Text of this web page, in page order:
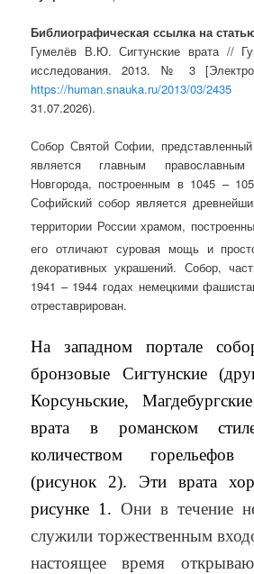
Библиографическая ссылка на
Гумелёв В.Ю. Сигтунские врата //
исследования. 2013. № 3
https://human.snauka.ru/2013/03/2435
31.07.2026).
Собор Святой Софии,
является главным
Новгорода, построенным в 1045 –
Софийский собор является
территории России храмом,
его отличают суровая мощь и
декоративных украшений. Собор,
1941 – 1944 годах немецкими
отреставрирован.
На западном портале
бронзовые Сигтунские
Корсуньские,
врата в романском
количеством
(рисунок 2). Эти врата
рисунке 1.Они в течение
служили торжественным
настоящее время